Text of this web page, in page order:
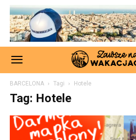
BARCELONA Tagi Hotele
Tag: Hotele